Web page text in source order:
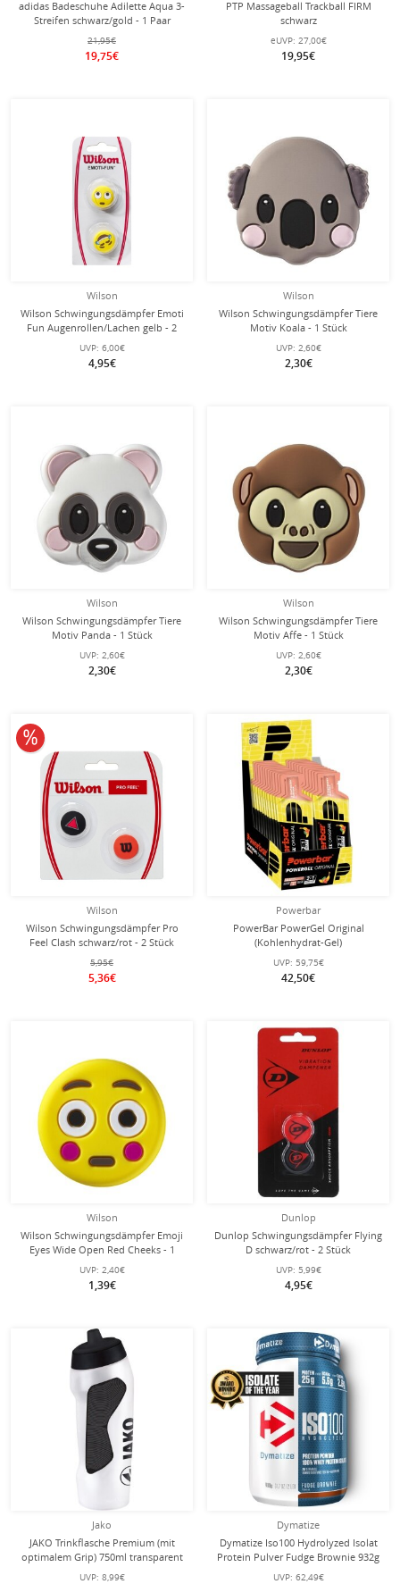
adidas Badeschuhe Adilette Aqua 3-
Streifen schwarz/gold - 1 Paar
21,95€
19,75€
PTP Massageball Trackball FIRM
schwarz
eUVP: 27,00€
19,95€
Wilson
Wilson Schwingungsdämpfer Emoti
Fun Augenrollen/Lachen gelb - 2
Stück
UVP: 6,00€
4,95€
Wilson
Wilson Schwingungsdämpfer Tiere
Motiv Koala - 1 Stück
UVP: 2,60€
2,30€
Wilson
Wilson Schwingungsdämpfer Tiere
Motiv Panda - 1 Stück
UVP: 2,60€
2,30€
Wilson
Wilson Schwingungsdämpfer Tiere
Motiv Affe - 1 Stück
UVP: 2,60€
2,30€
Wilson
Wilson Schwingungsdämpfer Pro
Feel Clash schwarz/rot - 2 Stück
5,95€
5,36€
10% reduziert
Powerbar
PowerBar PowerGel Original
(Kohlenhydrat-Gel)
Erdbeere/Banane 24x41g Box
UVP: 59,75€
42,50€
Wilson
Wilson Schwingungsdämpfer Emoji
Eyes Wide Open Red Cheeks - 1
Stück
UVP: 2,40€
1,39€
Dunlop
Dunlop Schwingungsdämpfer Flying
D schwarz/rot - 2 Stück
UVP: 5,99€
4,95€
Jako
JAKO Trinkflasche Premium (mit
optimalem Grip) 750ml transparent
UVP: 8,99€
Dymatize
Dymatize Iso100 Hydrolyzed Isolat
Protein Pulver Fudge Brownie 932g
Dose
UVP: 62,49€